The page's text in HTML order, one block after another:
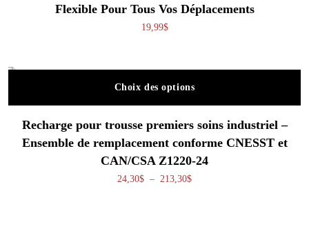
Flexible Pour Tous Vos Déplacements
19,99$
Choix des options
Recharge pour trousse premiers soins industriel –
Ensemble de remplacement conforme CNESST et
CAN/CSA Z1220-24
24,30$ – 213,30$Plage de prix : 24,30$ à